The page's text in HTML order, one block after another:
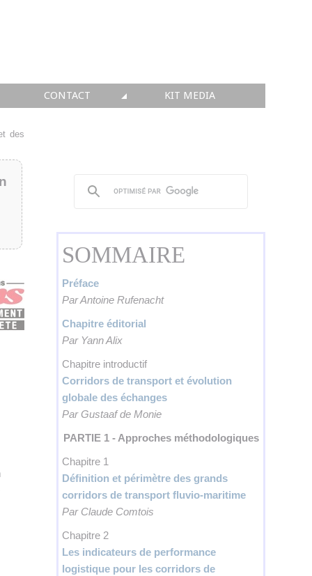
CONTACT
👉 PUBLIER SES NEWS
👉 PRENDRE LA PAROLE
👉 PROMOUVOIR SON WEBINAR
PLAN. EDITORIAL
KIT MEDIA
des
SOMMAIRE
Préface
Par Antoine Rufenacht
Chapitre éditorial
Par Yann Alix
Chapitre introductif
Corridors de transport et évolution
globale des échanges
Par Gustaaf de Monie
PARTIE 1 - Approches méthodologiques
Chapitre 1
Définition et périmètre des grands
corridors de transport fluvio-maritime
Par Claude Comtois
Chapitre 2
Les indicateurs de performance
logistique pour les corridors de